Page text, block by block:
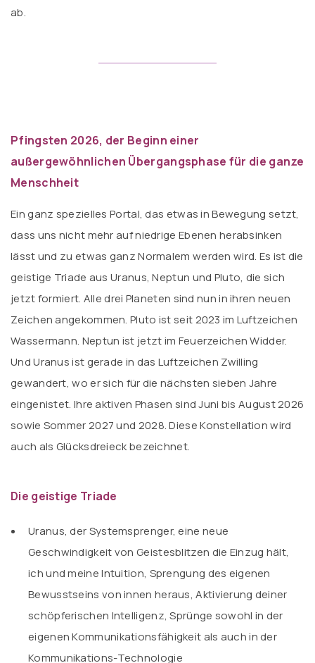
ab.
Pfingsten 2026, der Beginn einer
außergewöhnlichen Übergangsphase für die ganze
Menschheit
Ein ganz spezielles Portal, das etwas in Bewegung setzt,
dass uns nicht mehr auf niedrige Ebenen herabsinken
lässt und zu etwas ganz Normalem werden wird. Es ist die
geistige Triade aus Uranus, Neptun und Pluto, die sich
jetzt formiert. Alle drei Planeten sind nun in ihren neuen
Zeichen angekommen. Pluto ist seit 2023 im Luftzeichen
Wassermann. Neptun ist jetzt im Feuerzeichen Widder.
Und Uranus ist gerade in das Luftzeichen Zwilling
gewandert, wo er sich für die nächsten sieben Jahre
eingenistet. Ihre aktiven Phasen sind Juni bis August 2026
sowie Sommer 2027 und 2028. Diese Konstellation wird
auch als Glücksdreieck bezeichnet.
Die geistige Triade
Uranus, der Systemsprenger, eine neue
Geschwindigkeit von Geistesblitzen die Einzug hält,
ich und meine Intuition, Sprengung des eigenen
Bewusstseins von innen heraus, Aktivierung deiner
schöpferischen Intelligenz, Sprünge sowohl in der
eigenen Kommunikationsfähigkeit als auch in der
Kommunikations-Technologie